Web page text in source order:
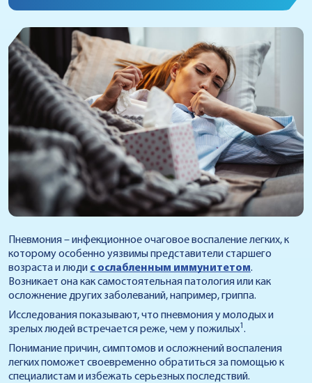
Пневмония – инфекционное очаговое воспаление легких, к
которому особенно уязвимы представители старшего
возраста и люди с ослабленным иммунитетом.
Возникает она как самостоятельная патология или как
осложнение других заболеваний, например, гриппа.
Исследования показывают, что пневмония у молодых и
зрелых людей встречается реже, чем у пожилых1 .
Понимание причин, симптомов и осложнений воспаления
легких поможет своевременно обратиться за помощью к
специалистам и избежать серьезных последствий.